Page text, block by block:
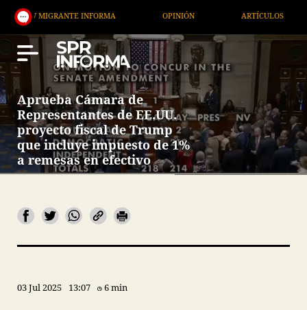
INFORMA ARTÍCULOS
Aprueba Cámara de
Representantes de EE.UU.
proyecto fiscal de Trump
que incluye impuesto de 1%
a remesas en efectivo
03 Jul 2025 13:07 6 min